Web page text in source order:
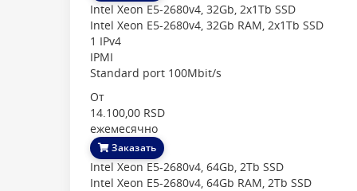
Intel Xeon E5-2680v4, 32Gb, 2x1Tb SSD
Intel Xeon E5-2680v4, 32Gb RAM, 2x1Tb SSD
1 IPv4
IPMI
Standard port 100Mbit/s
От
14.100,00 RSD
ежемесячно
Заказать
Intel Xeon E5-2680v4, 64Gb, 2Tb SSD
Intel Xeon E5-2680v4, 64Gb RAM, 2Tb SSD